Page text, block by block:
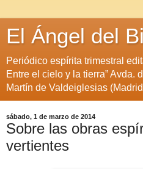
El Ángel del
Periódico espírita trimestral
Entre el cielo y la tierra” Avda.
Martín de Valdeiglesias
sábado, 1 de marzo de 2014
Sobre las obras
vertientes